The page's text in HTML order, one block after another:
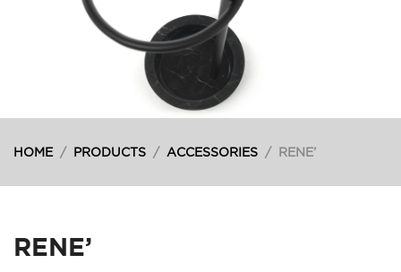
HOME / PRODUCTS / ACCESSORIES / RENE’
RENE’